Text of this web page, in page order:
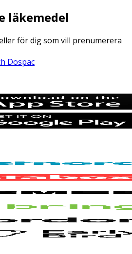
läkemedel
för dig som vill prenumerera
Dospac